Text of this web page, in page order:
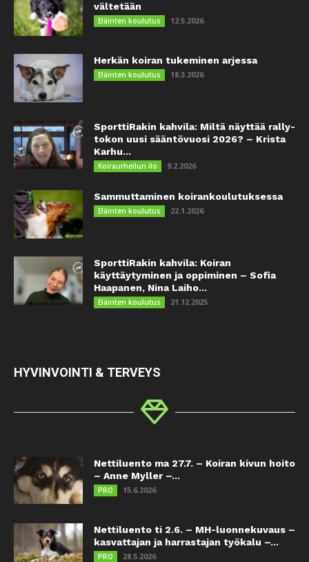
vältetään
Eläinten koulutus 12.5.2026
Herkän koiran tukeminen arjessa
Eläinten koulutus 18.3.2026
SporttiRakin kahvila: Miltä näyttää rally-
tokon uusi sääntövuosi 2026? – Krista
Karhu...
Koiraurheilun ilo 9.2.2026
Sammuttaminen koirankoulutuksessa
Eläinten koulutus 22.1.2026
SporttiRakin kahvila: Koiran
käyttäytyminen ja oppiminen – Sofia
Haapanen, Nina Laiho...
Eläinten koulutus 21.12.2025
HYVINVOINTI & TERVEYS
Nettiluento ma 27.7. – Koiran kivun hoito
– Anne Myller –...
PRO 15.6.2026
Nettiluento ti 2.6. – MH-luonnekuvaus –
kasvattajan ja harrastajan työkalu –...
PRO 28.5.2026